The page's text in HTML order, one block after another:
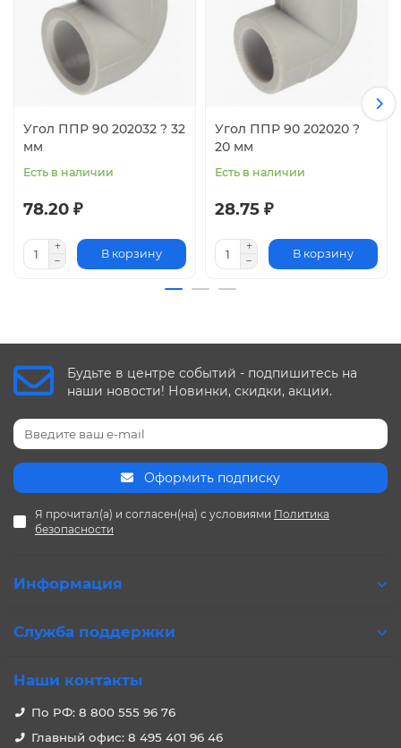
Угол ППР 90 202032 ? 32
мм
Есть в наличии
78.20 ₽
В корзину
Угол ППР 90 202020 ?
20 мм
Есть в наличии
28.75 ₽
В корзину
Будьте в центре событий - подпишитесь на
наши новости! Новинки, скидки, акции.
Оформить подписку
Я прочитал(а) и согласен(на) с условиями Политика
безопасности
Информация
Служба поддержки
Наши контакты
По РФ: 8 800 555 96 76
Главный офис: 8 495 401 96 46